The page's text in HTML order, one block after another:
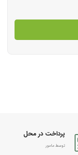
پرداخت در محل
توسط مامور